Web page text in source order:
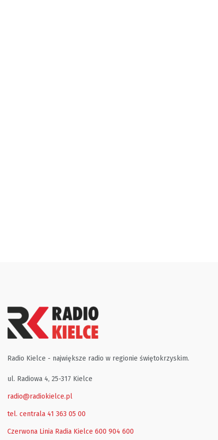
Radio Kielce - największe radio w regionie świętokrzyskim.
ul. Radiowa 4, 25-317 Kielce
radio@radiokielce.pl
tel. centrala 41 363 05 00
Czerwona Linia Radia Kielce 600 904 600